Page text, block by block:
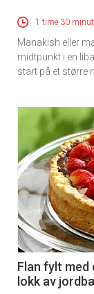
1 time 30
Manakish eller
midtpunkt i en
start på et større
Flan fylt
lokk av